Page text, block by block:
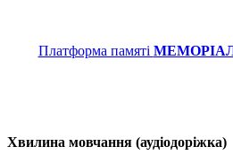
Платформа памяті
Хвилина мовчання (аудіодоріжка)